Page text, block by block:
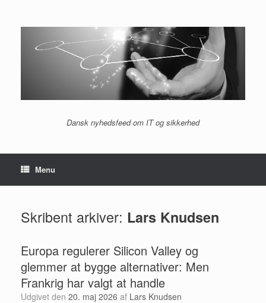
indhold
Dansk nyhedsfeed om IT og sikkerhed
Menu
Skribent arkiver: Lars Knudsen
Europa regulerer Silicon Valley og
glemmer at bygge alternativer: Men
Frankrig har valgt at handle
Udgivet den 20. maj 2026 af Lars Knudsen